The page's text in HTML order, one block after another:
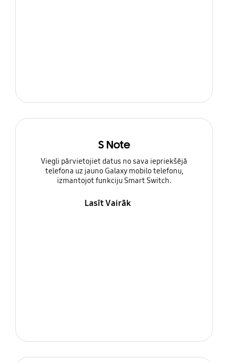
S Note
Viegli pārvietojiet datus no sava iepriekšējā
telefona uz jauno Galaxy mobilo telefonu,
izmantojot funkciju Smart Switch.
Lasīt Vairāk